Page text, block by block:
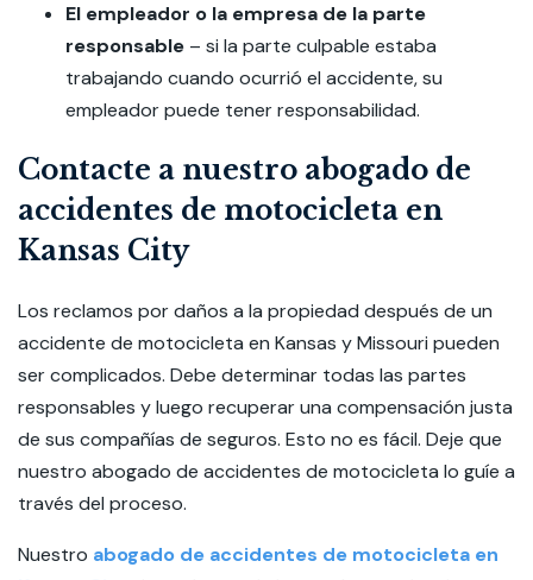
El empleador o la empresa de la parte
responsable – si la parte culpable estaba
trabajando cuando ocurrió el accidente, su
empleador puede tener responsabilidad.
Contacte a nuestro abogado de
accidentes de motocicleta en
Kansas City
Los reclamos por daños a la propiedad después de un
accidente de motocicleta en Kansas y Missouri pueden
ser complicados. Debe determinar todas las partes
responsables y luego recuperar una compensación justa
de sus compañías de seguros. Esto no es fácil. Deje que
nuestro abogado de accidentes de motocicleta lo guíe a
través del proceso.
Nuestro abogado de accidentes de motocicleta en